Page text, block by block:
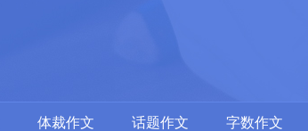
体裁作文 话题作文 字数作文